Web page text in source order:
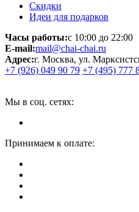
Скидки
Идеи для подарков
Часы работы:с 10:00 до 22:00
E-mail:mail@chai-chai.ru
Адрес:г. Москва, ул.
+7 (926) 049 90 79 +7 (495) 777
Мы в соц. сетях:
Принимаем к оплате: